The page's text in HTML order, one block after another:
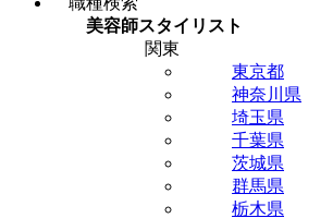
美容師スタイリスト
関東
東京都
神奈川県
埼玉県
千葉県
茨城県
群馬県
栃木県